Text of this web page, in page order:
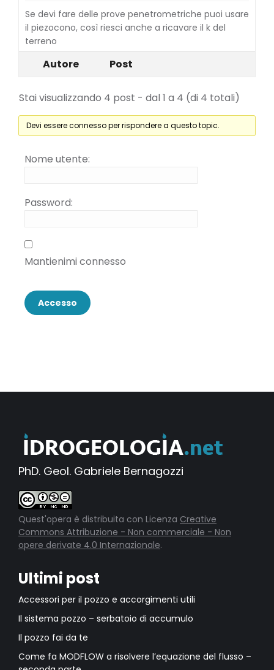
Se devi fare delle prove penetrometriche puoi usare
il piezocono, così riesci anche a ricavare il k del
terreno
Autore Post
Stai visualizzando 4 post - dal 1 a 4 (di 4 totali)
Devi essere connesso per rispondere a questo topic.
Nome utente:
Password:
Mantienimi connesso
Accesso
PhD. Geol. Gabriele Bernagozzi
Quest'opera è distribuita con Licenza Creative
Commons Attribuzione - Non commerciale - Non
opere derivate 4.0 Internazionale.
Ultimi post
Accessori per il pozzo e accorgimenti utili
Il sistema pozzo – serbatoio di accumulo
Il pozzo fai da te
Come fa MODFLOW a risolvere l’equazione del flusso –